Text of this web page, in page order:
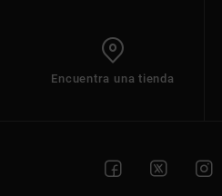
Encuentra una tienda